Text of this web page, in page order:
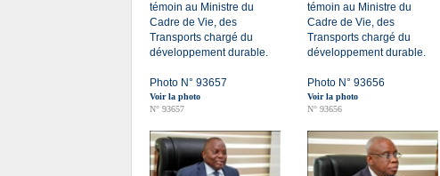
témoin au Ministre du
Cadre de Vie, des
Transports chargé du
développement durable.
Photo N° 93657
Voir la photo
N° 93657
témoin au Ministre du
Cadre de Vie, des
Transports chargé du
développement durable.
Photo N° 93656
Voir la photo
N° 93656